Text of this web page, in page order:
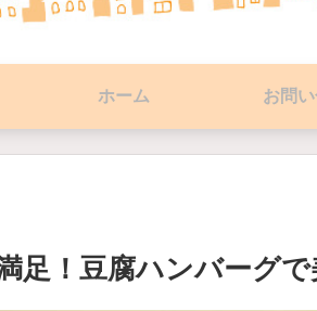
ホーム お問
足！豆腐ハンバーグ